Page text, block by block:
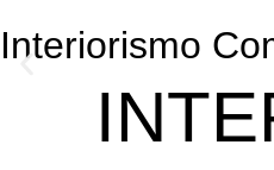
Interiorismo